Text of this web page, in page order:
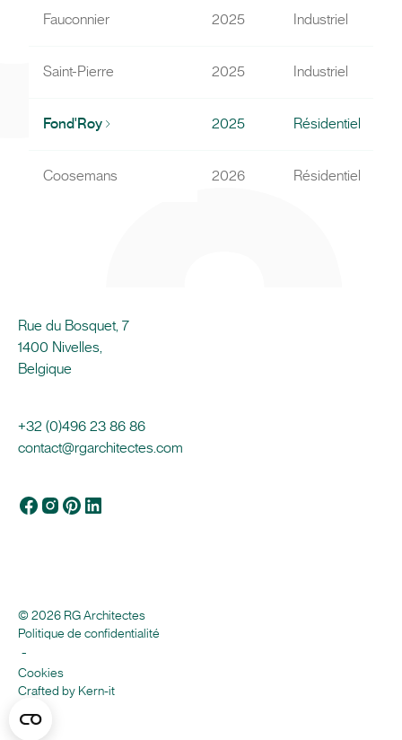
Fauconnier 2025 Industriel
Saint-Pierre 2025 Industriel
Fond'Roy 2025 Résidentiel
Coosemans 2026 Résidentiel
Rue du Bosquet, 7
1400 Nivelles,
Belgique
+32 (0)496 23 86 86
contact@rgarchitectes.com
© 2026 RG Architectes
Politique de confidentialité
-
Cookies
Crafted by Kern-it